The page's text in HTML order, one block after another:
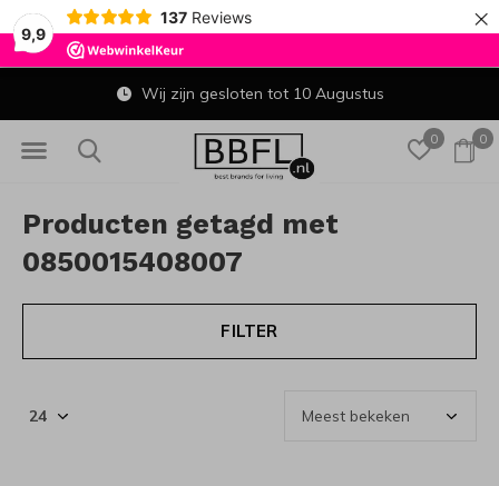
9,9
137 Reviews ×
0 0
Wij zijn gesloten tot 10 Augustus
Producten getagd met
0850015408007
FILTER